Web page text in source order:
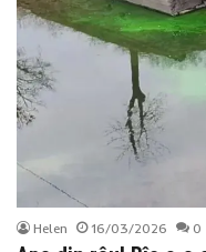
Helen 16/03/2026 0